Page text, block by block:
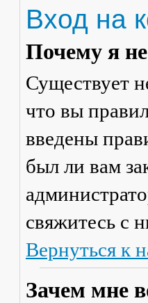
Вход на
Почему я
Существует
что вы
введены
был ли вам
свяжитесь с
Вернуться к
Зачем мне